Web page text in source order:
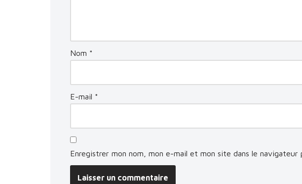
Nom *
E-mail *
Enregistrer mon nom, mon e-mail et mon site dans le navigateur